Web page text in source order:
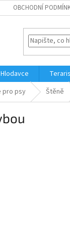
OBCHODNÍ
pro psy Štěně